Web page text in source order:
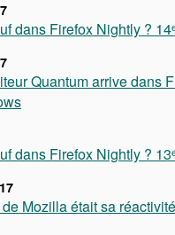
dans Firefox Nightly ?
Quantum arrive dans
dans Firefox Nightly ?
Mozilla était sa